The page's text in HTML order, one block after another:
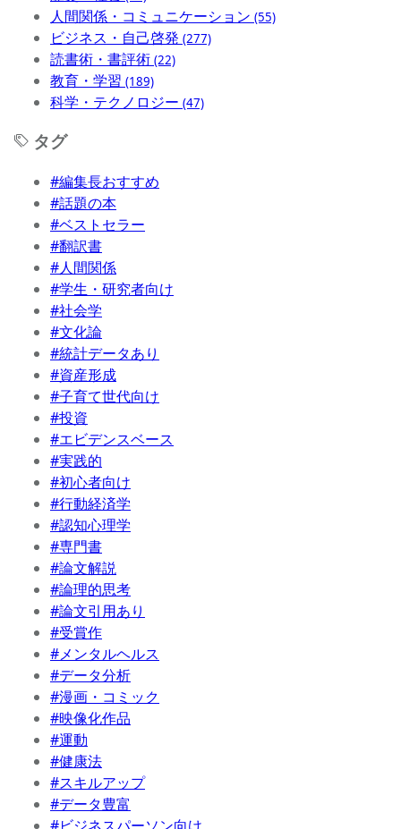
人間関係・コミュニケーション (55)
ビジネス・自己啓発 (277)
読書術・書評術 (22)
教育・学習 (189)
科学・テクノロジー (47)
タグ
#編集長おすすめ
#話題の本
#ベストセラー
#翻訳書
#人間関係
#学生・研究者向け
#社会学
#文化論
#統計データあり
#資産形成
#子育て世代向け
#投資
#エビデンスベース
#実践的
#初心者向け
#行動経済学
#認知心理学
#専門書
#論文解説
#論理的思考
#論文引用あり
#受賞作
#メンタルヘルス
#データ分析
#漫画・コミック
#映像化作品
#運動
#健康法
#スキルアップ
#データ豊富